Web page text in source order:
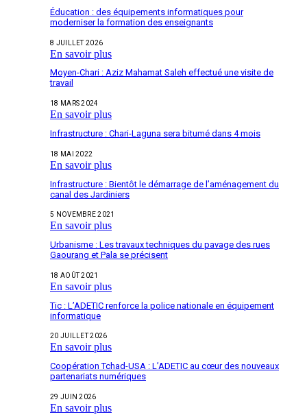
Éducation : des équipements informatiques pour
moderniser la formation des enseignants
8 JUILLET 2026
En savoir plus
Moyen-Chari : Aziz Mahamat Saleh effectué une visite de
travail
18 MARS 2024
En savoir plus
Infrastructure : Chari-Laguna sera bitumé dans 4 mois
18 MAI 2022
En savoir plus
Infrastructure : Bientôt le démarrage de l’aménagement du
canal des Jardiniers
5 NOVEMBRE 2021
En savoir plus
Urbanisme : Les travaux techniques du pavage des rues
Gaourang et Pala se précisent
18 AOÛT 2021
En savoir plus
Tic : L’ADETIC renforce la police nationale en équipement
informatique
20 JUILLET 2026
En savoir plus
Coopération Tchad-USA : L’ADETIC au cœur des nouveaux
partenariats numériques
29 JUIN 2026
En savoir plus